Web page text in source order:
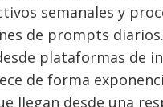
semanales y
de prompts
plataformas de
de forma
llegan desde una